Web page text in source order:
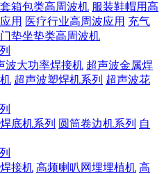
箱包类高周波机 服装鞋帽用高
用 医疗行业高周波应用 充气
垫坐垫类高周波机
波大功率焊接机 超声波金属焊
超声波塑焊机系列 超声波花
底机系列 圆筒卷边机系列 自
接机 高频喇叭网埋埋植机 高